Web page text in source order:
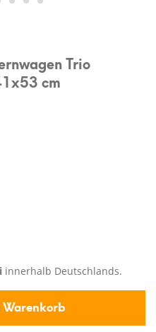
Trio
cm
innerhalb Deutschlands.
Warenkorb